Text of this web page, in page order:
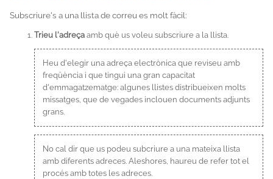
Subscriure's a una llista de correu es molt fàcil:
Trieu l'adreça amb què us voleu subscriure a la llista.
Heu d'elegir una adreça electrònica que reviseu amb
freqüència i que tingui una gran capacitat
d'emmagatzematge: algunes llistes distribueixen molts
missatges, que de vegades inclouen documents adjunts
grans.
No cal dir que us podeu subcriure a una mateixa llista
amb diferents adreces. Aleshores, haureu de refer tot el
procés amb totes les adreces.